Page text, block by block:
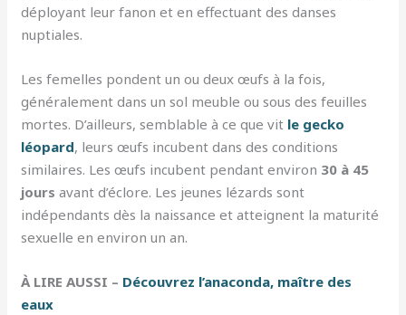
déployant leur fanon et en effectuant des danses
nuptiales.
Les femelles pondent un ou deux œufs à la fois,
généralement dans un sol meuble ou sous des feuilles
mortes. D’ailleurs, semblable à ce que vit le gecko
léopard, leurs œufs incubent dans des conditions
similaires. Les œufs incubent pendant environ 30 à 45
jours avant d’éclore. Les jeunes lézards sont
indépendants dès la naissance et atteignent la maturité
sexuelle en environ un an.
À LIRE AUSSI – Découvrez l’anaconda, maître des
eaux